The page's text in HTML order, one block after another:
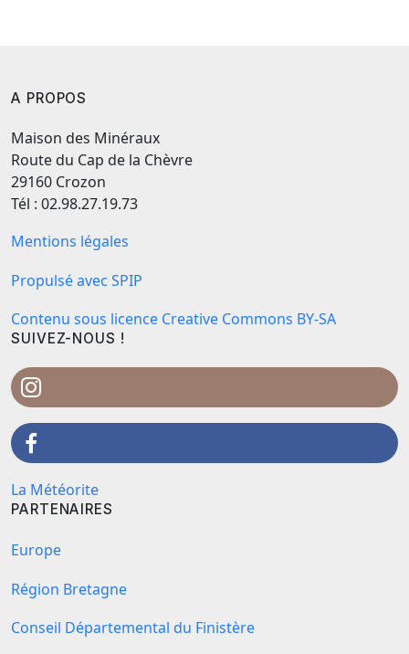
A PROPOS
Maison des Minéraux
Route du Cap de la Chèvre
29160 Crozon
Tél : 02.98.27.19.73
Mentions légales
Propulsé avec SPIP
Contenu sous licence Creative Commons BY-SA
SUIVEZ-NOUS !
La Météorite
PARTENAIRES
Europe
Région Bretagne
Conseil Départemental du Finistère